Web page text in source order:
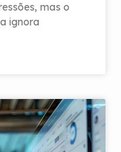
mas o
ignora